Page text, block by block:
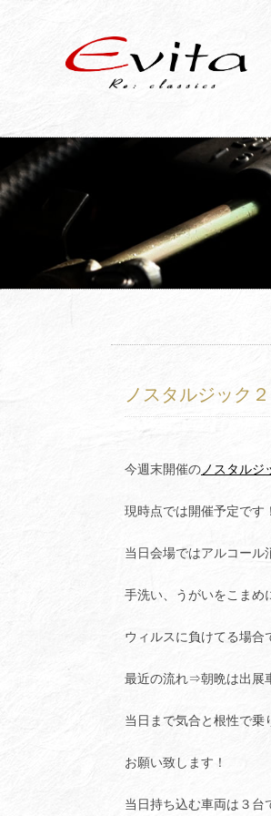
ノスタルジック
今週末開催のノスタルジ
現時点では開催予定です
当日会場ではアルコール
手洗い、うがいをこまめ
ウィルスに負けてる場合
最近の流れ⇒朝晩は出展
当日まで気合と根性で乗
お願い致します！
当日持ち込む車両は３台